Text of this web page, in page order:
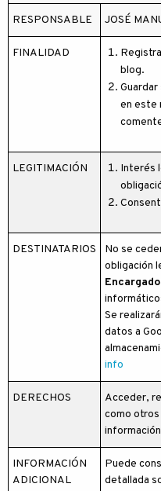
RESPONSABLE JOSÉ
FINALIDAD
blog.
en este
LEGITIMACIÓN
Interés
DESTINATARIOS
No se
obligación
Se
datos a
info
DERECHOS
Acceder,
como otros
INFORMACIÓN
ADICIONAL
Puede
detallada